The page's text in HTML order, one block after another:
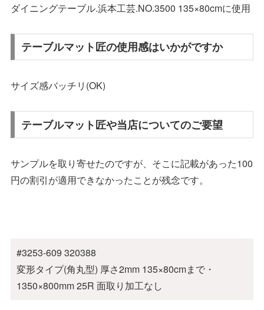
ダイニングテーブル.浜本工芸.NO.3500 135×80cmに使用
テーブルマット匠の使用感はいかがですか
サイズ感バッチリ(OK)
テーブルマット匠や当店についてのご要望
サンプルを取り寄せたのですが、そこに記載があった100
円の割引が適用できなかったことが残念です。
#3253-609 320388
変形タイプ(角丸型) 厚さ2mm 135×80cmまで・
1350×800mm 25R 面取り加工なし